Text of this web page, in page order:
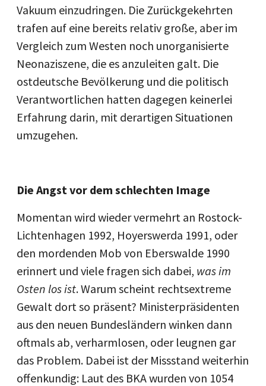
Vakuum einzudringen. Die Zurückgekehrten
trafen auf eine bereits relativ große, aber im
Vergleich zum Westen noch unorganisierte
Neonaziszene, die es anzuleiten galt. Die
ostdeutsche Bevölkerung und die politisch
Verantwortlichen hatten dagegen keinerlei
Erfahrung darin, mit derartigen Situationen
umzugehen.
Die Angst vor dem schlechten Image
Momentan wird wieder vermehrt an Rostock-
Lichtenhagen 1992, Hoyerswerda 1991, oder
den mordenden Mob von Eberswalde 1990
erinnert und viele fragen sich dabei, was im
Osten los ist. Warum scheint rechtsextreme
Gewalt dort so präsent? Ministerpräsidenten
aus den neuen Bundesländern winken dann
oftmals ab, verharmlosen, oder leugnen gar
das Problem. Dabei ist der Missstand weiterhin
offenkundig: Laut des BKA wurden von 1054